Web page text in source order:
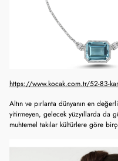
https://www.kocak.com.tr/52-83-
Altın ve pırlanta dünyanın en
yitirmeyen, gelecek yüzyıllarda da
muhtemel takılar kültürlere göre